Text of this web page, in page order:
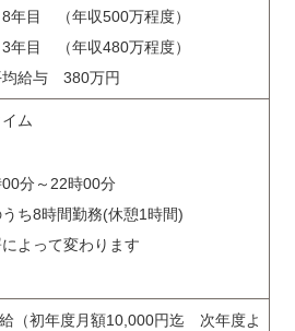
目 （年収500万程度）
目 （年収480万程度）
均給与 380万円
ム
分～22時00分
ち8時間勤務(休憩1時間)
よって変わります
（初年度月額10,000円迄 次年度よ